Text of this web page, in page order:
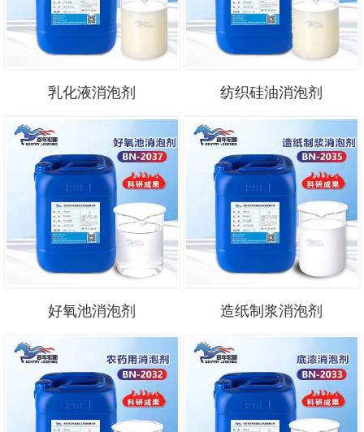
乳化液消泡剂 纺织硅油消泡剂
好氧池消泡剂 造纸制浆消泡剂